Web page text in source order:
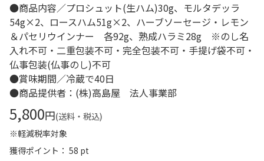
●商品内容／プロシュット(生ハム)30g、モルタデッラ
54g×2、ロースハム51g×2、ハーブソーセージ・レモン
＆パセリウインナー 各92g、熟成ハラミ28g ※のし名
入れ不可・二重包装不可・完全包装不可・手提げ袋不可・
仏事包装(仏事のし)不可
●賞味期間／冷蔵で40日
●商品提供者：(株)高島屋 法人事業部
5,800円(送料・税込)
※軽減税率対象
獲得ポイント： 58 pt